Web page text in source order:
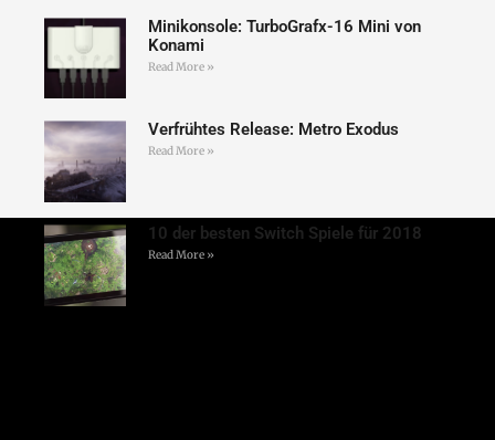
Minikonsole: TurboGrafx-16 Mini von
Konami
Read More »
Verfrühtes Release: Metro Exodus
Read More »
10 der besten Switch Spiele für 2018
Read More »